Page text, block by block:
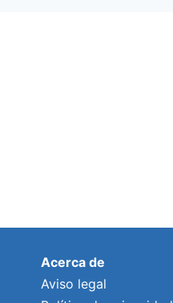
Acerca de
Aviso legal